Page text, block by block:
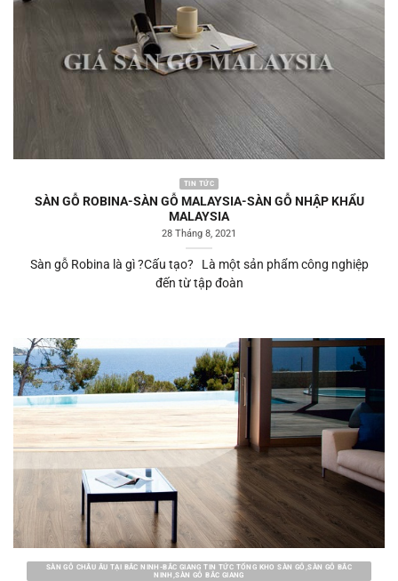
TIN TỨC
SÀN GỖ ROBINA-SÀN GỖ MALAYSIA-SÀN GỖ NHẬP KHẨU
MALAYSIA
28 Tháng 8, 2021
Sàn gỗ Robina là gì ?Cấu tạo? Là một sản phẩm công nghiệp
đến từ tập đoàn
SÀN GỖ CHÂU ÂU TẠI BẮC NINH-BẮC GIANG TIN TỨC TỔNG KHO SÀN GỖ,SÀN GỖ BẮC
NINH,SÀN GỖ BẮC GIANG